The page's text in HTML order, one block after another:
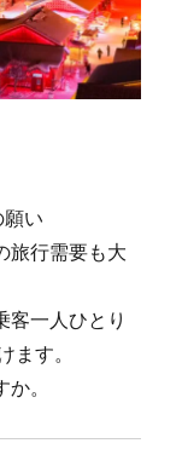
い
旅行需要も大
客一人ひとり
ます。
。